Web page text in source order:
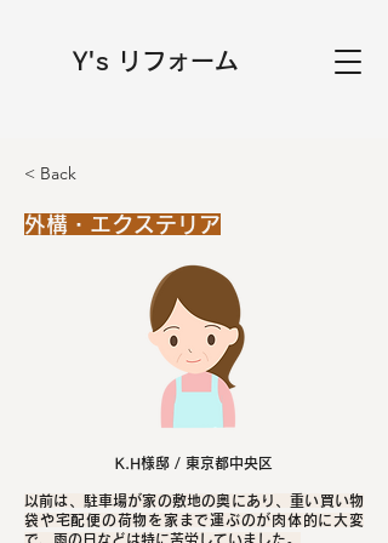
Y's リフォーム
< Back
外構・エクステリア
K.H様邸 / 東京都中央区
以前は、駐車場が家の敷地の奥にあり、重い買い物
袋や宅配便の荷物を家まで運ぶのが肉体的に大変
で、雨の日などは特に苦労していました。